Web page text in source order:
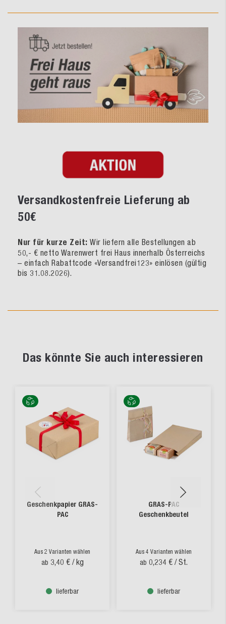
Versandkostenfreie Lieferung ab
50€
Nur für kurze Zeit: Wir liefern alle Bestellungen ab
50,- € netto Warenwert frei Haus innerhalb Österreichs
– einfach Rabattcode «Versandfrei123» einlösen (gültig
bis 31.08.2026).
Das könnte Sie auch interessieren
Geschenkpapier GRAS-
PAC
Aus 2 Varianten wählen
ab 3,40 € / kg
lieferbar
GRAS-PAC
Geschenkbeutel
Aus 4 Varianten wählen
ab 0,234 € / St.
lieferbar